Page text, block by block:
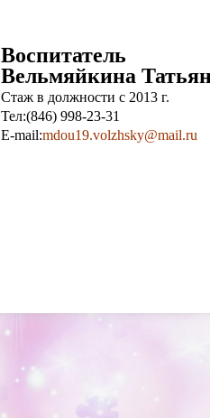
Воспитатель
Вельмяйкина
Стаж в должности с 2013 г.
Тел:(846) 998-23-31
E-mail:mdou19.volzhsky@mail.ru